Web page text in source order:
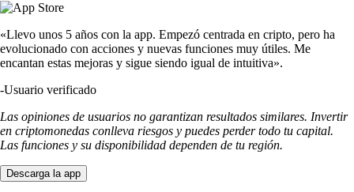
«Llevo unos 5 años con la app. Empezó centrada en cripto, pero ha
evolucionado con acciones y nuevas funciones muy útiles. Me
encantan estas mejoras y sigue siendo igual de intuitiva».
-Usuario verificado
Las opiniones de usuarios no garantizan resultados similares. Invertir
en criptomonedas conlleva riesgos y puedes perder todo tu capital.
Las funciones y su disponibilidad dependen de tu región.
Descarga la app